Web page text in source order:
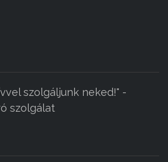
szolgáljunk neked!" -
szolgálat